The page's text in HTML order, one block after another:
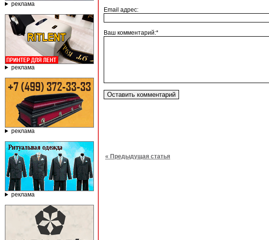
реклама
реклама
реклама
реклама
Email адрес:
Ваш комментарий:*
« Предыдущая статья